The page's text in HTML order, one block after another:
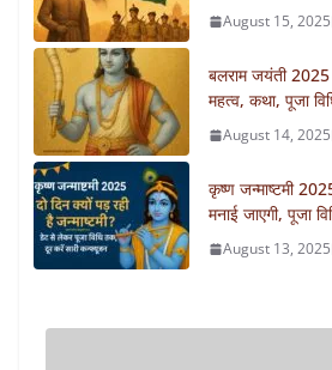
August 15, 2025
बलराम जयंती
महत्व, कथा, पूजा
August 14, 2025
कृष्ण जन्माष्टमी
मनाई जाएगी, पूजा
August 13, 2025